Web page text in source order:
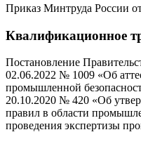
Приказ Минтруда России
Квалификационное
Постановление
02.06.2022 № 1009 «Об
промышленной
20.10.2020 № 420 «Об
правил в области
проведения экспертизы